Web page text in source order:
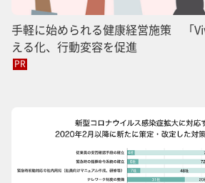
手軽に始められる健康経営施策 「
える化、行動変容を促進
PR